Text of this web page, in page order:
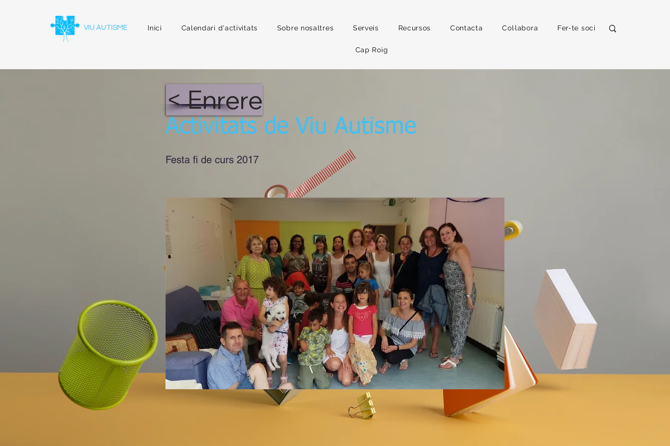
VIU AUTISME Inici Calendari d'activitats Sobre nosaltres Serveis Recursos Contacta Col·labora Fer-te soci
Cap Roig
< Enrere
Activitats de Viu Autisme
Festa fi de curs 2017